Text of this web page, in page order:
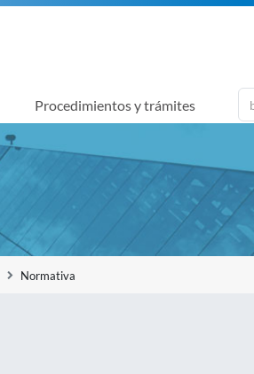
Procedimientos y trámites
Normativa